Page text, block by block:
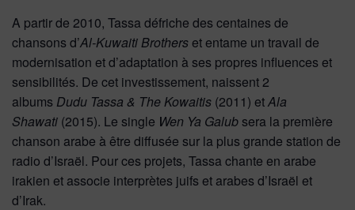
A partir de 2010, Tassa défriche des centaines de
chansons d’Al-Kuwaiti Brotherset entame un travail de
modernisation et d’adaptation à ses propres influences et
sensibilités. De cet investissement, naissent 2
albums Dudu Tassa & The Kowaitis (2011) etAla
Shawati (2015). Le single Wen Ya Galub sera la première
chanson arabe à être diffusée sur la plus grande station de
radio d’Israël. Pour ces projets, Tassa chante en arabe
irakien et associe interprètes juifs et arabes d’Israël et
d’Irak.